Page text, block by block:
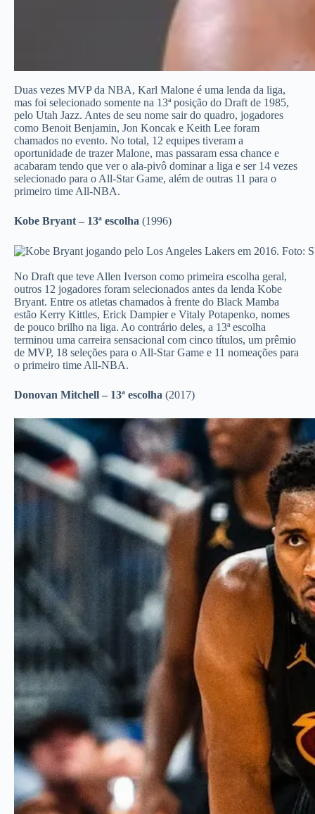
Duas vezes MVP da NBA, Karl Malone é uma lenda da liga,
mas foi selecionado somente na 13ª posição do Draft de 1985,
pelo Utah Jazz. Antes de seu nome sair do quadro, jogadores
como Benoit Benjamin, Jon Koncak e Keith Lee foram
chamados no evento. No total, 12 equipes tiveram a
oportunidade de trazer Malone, mas passaram essa chance e
acabaram tendo que ver o ala-pivô dominar a liga e ser 14 vezes
selecionado para o All-Star Game, além de outras 11 para o
primeiro time All-NBA.
Kobe Bryant – 13ª escolha (1996)
No Draft que teve Allen Iverson como primeira escolha geral,
outros 12 jogadores foram selecionados antes da lenda Kobe
Bryant. Entre os atletas chamados à frente do Black Mamba
estão Kerry Kittles, Erick Dampier e Vitaly Potapenko, nomes
de pouco brilho na liga. Ao contrário deles, a 13ª escolha
terminou uma carreira sensacional com cinco títulos, um prêmio
de MVP, 18 seleções para o All-Star Game e 11 nomeações para
o primeiro time All-NBA.
Donovan Mitchell – 13ª escolha (2017)